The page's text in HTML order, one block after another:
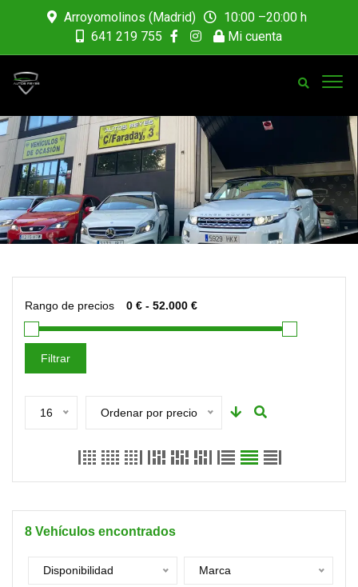
Arroyomolinos (Madrid)
10:00 –20:00 h
641 219 755
Mi cuenta
Rango de precios
Filtrar
16 Ordenar por precio
8 Vehículos encontrados
Disponibilidad Marca